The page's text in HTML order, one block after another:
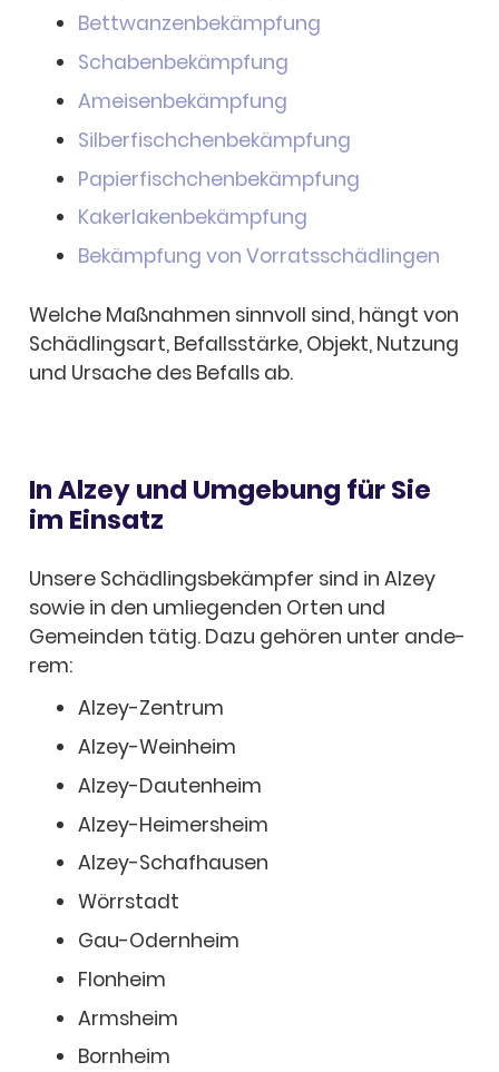
Bett­wan­zen­be­kämp­fung
Scha­ben­be­kämp­fung
Amei­sen­be­kämp­fung
Silber­fisch­chen­be­kämp­fung
Papier­fisch­chen­be­kämp­fung
Kaker­la­ken­be­kämp­fung
Bekämp­fung von Vorrats­schäd­lin­gen
Welche Maßnah­men sinn­voll sind, hängt von
Schäd­lings­art, Befalls­stärke, Objekt, Nutzung
und Ursa­che des Befalls ab.
In Alzey und Umge­bung für Sie
im Einsatz
Unsere Schäd­lings­be­kämp­fer sind in Alzey
sowie in den umlie­gen­den Orten und
Gemein­den tätig. Dazu gehö­ren unter ande­
rem:
Alzey-Zentrum
Alzey-Wein­heim
Alzey-Dauten­heim
Alzey-Heimer­s­heim
Alzey-Schaf­hau­­sen
Wörr­stadt
Gau-Odern­heim
Flon­heim
Armsheim
Born­heim